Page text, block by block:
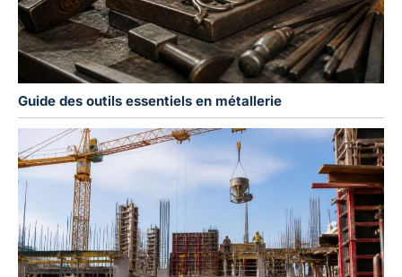
Guide des outils essentiels en métallerie